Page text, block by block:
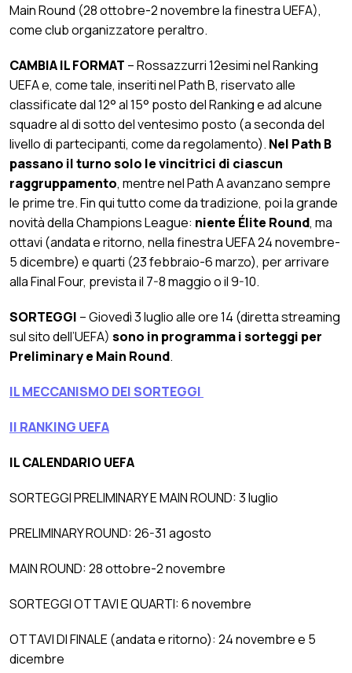
Main Round (28 ottobre-2 novembre la finestra UEFA),
come club organizzatore peraltro.
CAMBIA IL FORMAT – Rossazzurri 12esimi nel Ranking
UEFA e, come tale, inseriti nel Path B, riservato alle
classificate dal 12° al 15° posto del Ranking e ad alcune
squadre al di sotto del ventesimo posto (a seconda del
livello di partecipanti, come da regolamento). Nel Path B
passano il turno solo le vincitrici di ciascun
raggruppamento, mentre nel Path A avanzano sempre
le prime tre. Fin qui tutto come da tradizione, poi la grande
novità della Champions League: niente Élite Round, ma
ottavi (andata e ritorno, nella finestra UEFA 24 novembre-
5 dicembre) e quarti (23 febbraio-6 marzo), per arrivare
alla Final Four, prevista il 7-8 maggio o il 9-10.
SORTEGGI – Giovedì 3 luglio alle ore 14 (diretta streaming
sul sito dell’UEFA) sono in programma i sorteggi per
Preliminary e Main Round.
IL MECCANISMO DEI SORTEGGI
Il RANKING UEFA
IL CALENDARIO UEFA
SORTEGGI PRELIMINARY E MAIN ROUND: 3 luglio
PRELIMINARY ROUND: 26-31 agosto
MAIN ROUND: 28 ottobre-2 novembre
SORTEGGI OTTAVI E QUARTI: 6 novembre
OTTAVI DI FINALE (andata e ritorno): 24 novembre e 5
dicembre